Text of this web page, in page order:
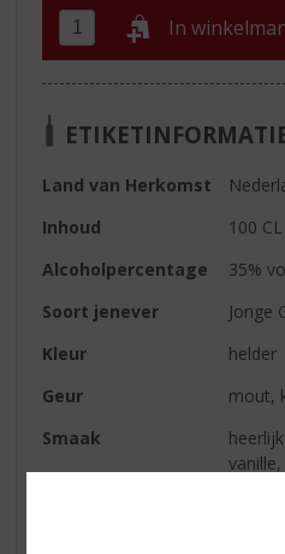
In
Land van Herkomst
Inhoud
100 CL
Alcoholpercentage
35%
Soort jenever
Jonge
Kleur
helder
Geur
mout,
Smaak